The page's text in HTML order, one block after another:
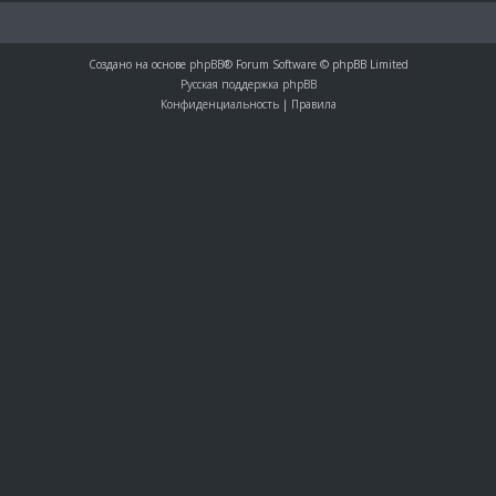
Создано на основе phpBB® Forum Software © phpBB Limited
Русская поддержка phpBB
Конфиденциальность| Правила